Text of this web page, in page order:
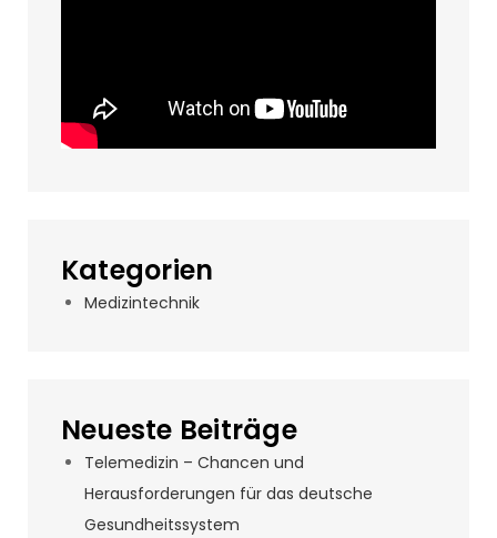
Kategorien
Medizintechnik
Neueste Beiträge
Telemedizin – Chancen und
Herausforderungen für das deutsche
Gesundheitssystem